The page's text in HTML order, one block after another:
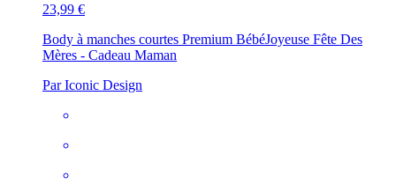
23,99 €
Body à manches courtes Premium BébéJoyeuse Fête Des
Mères - Cadeau Maman
Par Iconic Design